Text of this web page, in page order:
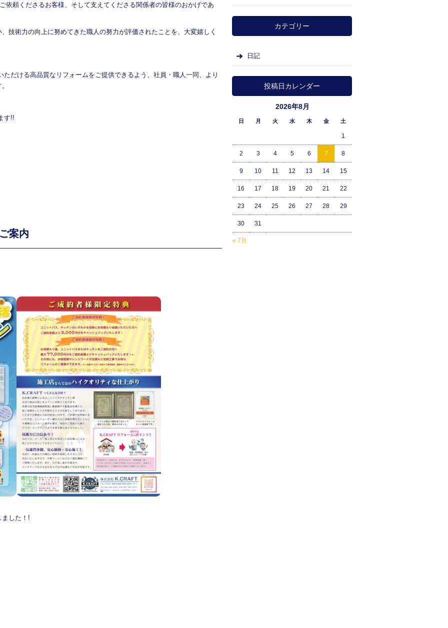
依頼くださるお客様、そして支えてくださる関係者の皆様のおかげであ
技術力の向上に努めてきた職人の努力が評価されたことを、大変嬉しく
だける高品質なリフォームをご提供できるよう、社員・職人一同、より
す!!
案内
ました！!
カテゴリー
日記
投稿日カレンダー
2026年8月
日 月 火 水 木 金 土
« 7月
1
2 3 4 5 6 7 8
9 10 11 12 13 14 15
16 17 18 19 20 21 22
23 24 25 26 27 28 29
30 31